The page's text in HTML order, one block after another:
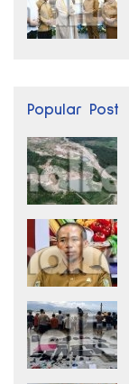
Popular Post